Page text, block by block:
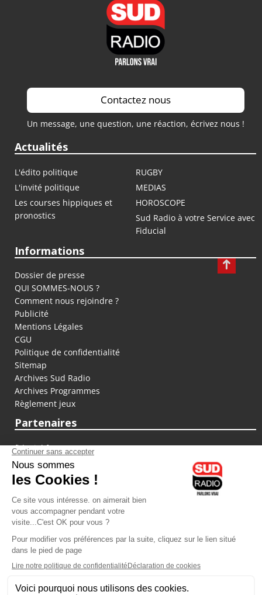
Contactez nous
Un message, une question, une réaction, écrivez nous !
Actualités
L'édito politique
RUGBY
L'invité politique
MEDIAS
Les courses hippiques et
pronostics
HOROSCOPE
Sud Radio à votre Service avec
Fiducial
Informations
Dossier de presse
QUI SOMMES-NOUS ?
Comment nous rejoindre ?
Publicité
Mentions Légales
CGU
Politique de confidentialité
Sitemap
Archives Sud Radio
Archives Programmes
Règlement jeux
Partenaires
fiducial.fr
lyoncapitale.fr
olympique-et-lyonnais.com
L'application Iphone / Android
Téléchargez l'application
Les cookies
Gestion des cookies